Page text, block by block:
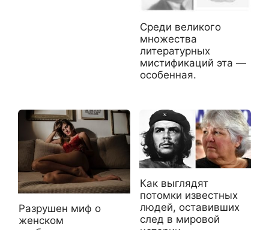
Среди великого
множества
литературных
мистификаций эта —
особенная.
Разрушен миф о
женском
Как выглядят
потомки известных
людей, оставивших
след в мировой